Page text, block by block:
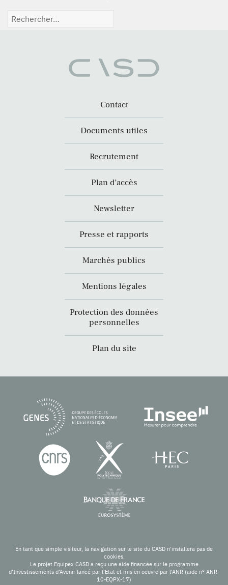
Rechercher :
Contact
Documents utiles
Recrutement
Plan d’accès
Newsletter
Presse et rapports
Marchés publics
Mentions légales
Protection des données
personnelles
Plan du site
En tant que simple visiteur, la navigation sur le site du CASD n'installera pas de
cookies.
Le projet Equipex CASD a reçu une aide financée sur le programme
d’Investissements d’Avenir lancé par l’Etat et mis en oeuvre par l’ANR (aide n° ANR-
10-EQPX-17)